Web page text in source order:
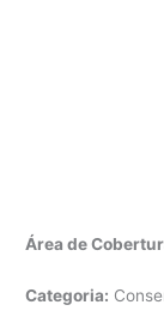
Área de
Categoria: